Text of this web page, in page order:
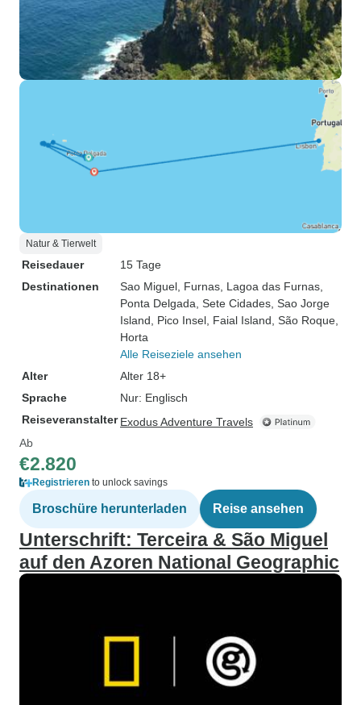
Natur & Tierwelt
Reisedauer
15 Tage
Destinationen
Sao Miguel , Furnas , Lagoa das Furnas
Ponta Delgada , Sete Cidades , Sao Jorge
Island , Pico Insel , Faial Island , São Roque
Horta
Alle Reiseziele ansehen
Alter
Alter 18+
Sprache
Nur: Englisch
Reiseveranstalter Exodus Adventure Travels
Ab
€2.820
Registrieren to unlock savings
Broschüre herunterladen Reise ansehen
Unterschrift: Terceira & São Miguel
auf den Azoren National Geographic